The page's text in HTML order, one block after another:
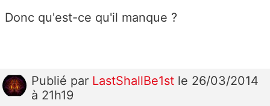
Donc qu'est-ce qu'il manque ?
Publié par LastShallBe1st le 26/03/2014
à 21h19